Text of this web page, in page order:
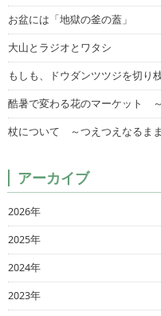
お盆には「地獄の釜の蓋」
大山とラジオとワタシ
もしも、ドウダンツツジを切り
酷暑で変わる花のマーケット
杖について ～つえつえなるま
アーカイブ
2026年
2025年
2024年
2023年